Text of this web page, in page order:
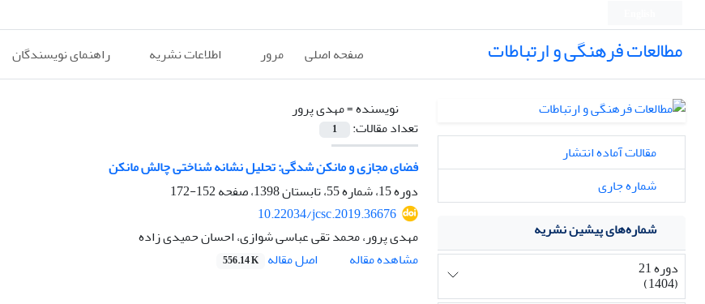
مطالعات فرهنگی و ارتباطات صفحه اصلی مرور اطلاعات نشریه راهنمای نویسندگان
نویسنده =مهدی پرور
تعداد مقالات:
1
فضای مجازی و مانکن شدگی: تحلیل نشانه شناختی چالش مانکن
دوره 15، شماره 55، تابستان 1398، صفحه
152-172
10.22034/jcsc.2019.36676
مهدی پرور، محمد تقی عباسی شوازی، احسان حمیدی زاده
مشاهده مقاله
اصل مقاله 556.14 K
مقالات آماده انتشار
شماره جاری
شماره‌های پیشین نشریه
دوره 21
(1404)